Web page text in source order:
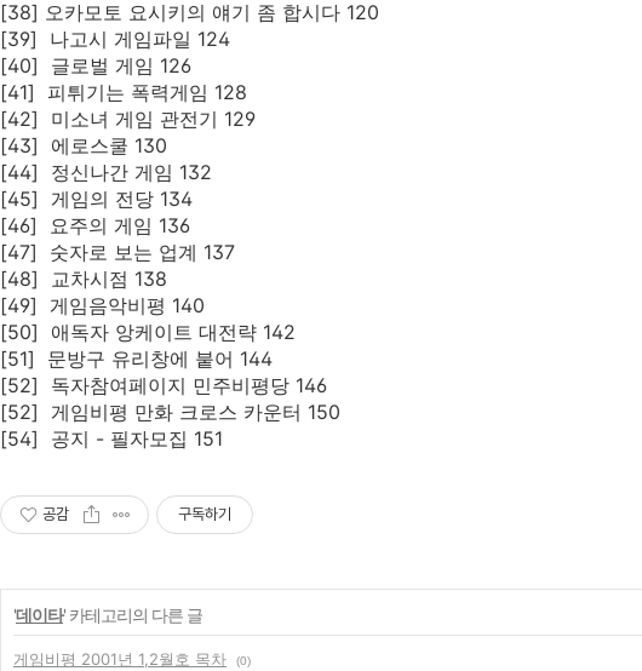
[38] 오카모토 요시키의 얘기 좀 합시다 120
[39] 나고시 게임파일 124
[40] 글로벌 게임 126
[41] 피튀기는 폭력게임 128
[42] 미소녀 게임 관전기 129
[43] 에로스쿨 130
[44] 정신나간 게임 132
[45] 게임의 전당 134
[46] 요주의 게임 136
[47] 숫자로 보는 업계 137
[48] 교차시점 138
[49] 게임음악비평 140
[50] 애독자 앙케이트 대전략 142
[51] 문방구 유리창에 붙어 144
[52] 독자참여페이지 민주비평당 146
[52] 게임비평 만화 크로스 카운터 150
[54] 공지 - 필자모집 151
공감 구독하기
'데이타' 카테고리의 다른 글
게임비평 2001년 1,2월호 목차 (0)